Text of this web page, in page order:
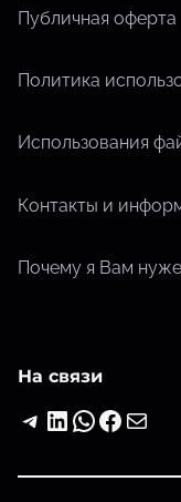
Публичная оферта
Политика
Использования
Контакты и
Почему я Вам
На связи
Telegram LinkedIn WhatsApp Facebook Почта